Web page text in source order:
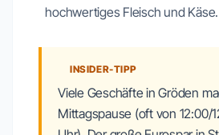
hochwertiges Fleisch und Käse.
INSIDER-TIPP
Viele Geschäfte in Gröden
Mittagspause (oft von 12:00/